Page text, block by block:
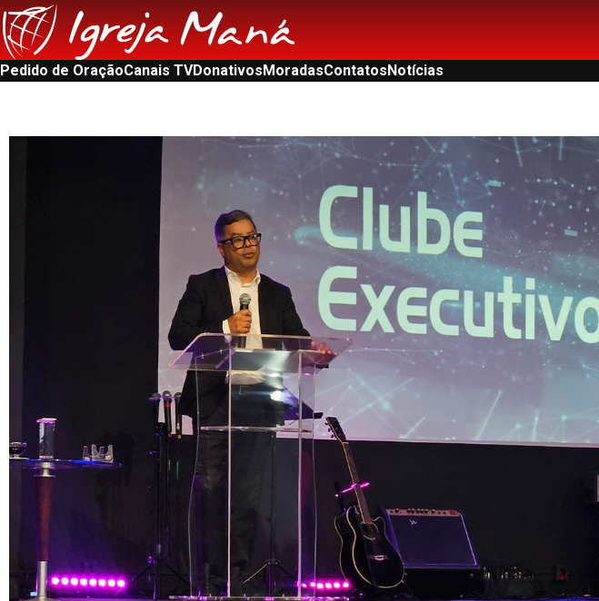
Pedido de OraçãoCanais TVDonativosMoradasContatosNotícias